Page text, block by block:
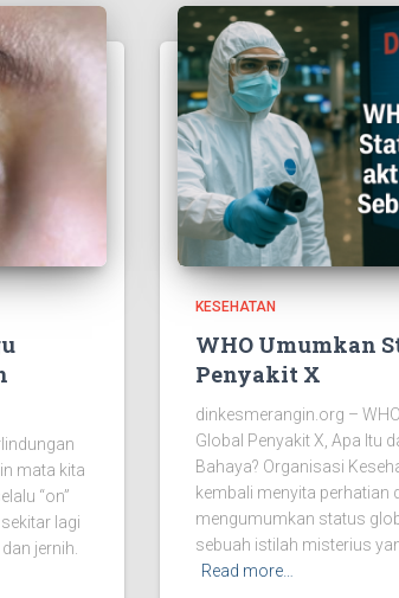
mata kita
“on”
lagi
jernih.
KESEHATAN
WHO Umumkan
Penyakit X
dinkesmerangin.org –
Global Penyakit X, Apa Itu
Bahaya? Organisasi
kembali menyita perhatian
mengumumkan status
sebuah istilah misterius
Read more…